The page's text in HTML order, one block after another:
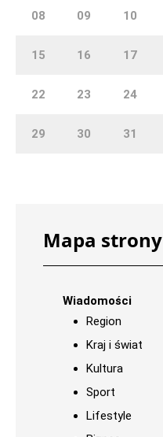
08 09 10
15 16 17
22 23 24
29 30 31
Mapa strony
Wiadomości
Region
Kraj i świat
Kultura
Sport
Lifestyle